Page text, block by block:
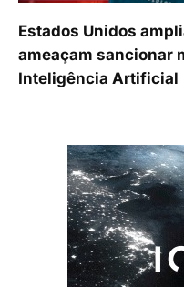
Estados Unidos
ameaçam sancionar
Inteligência Artificial